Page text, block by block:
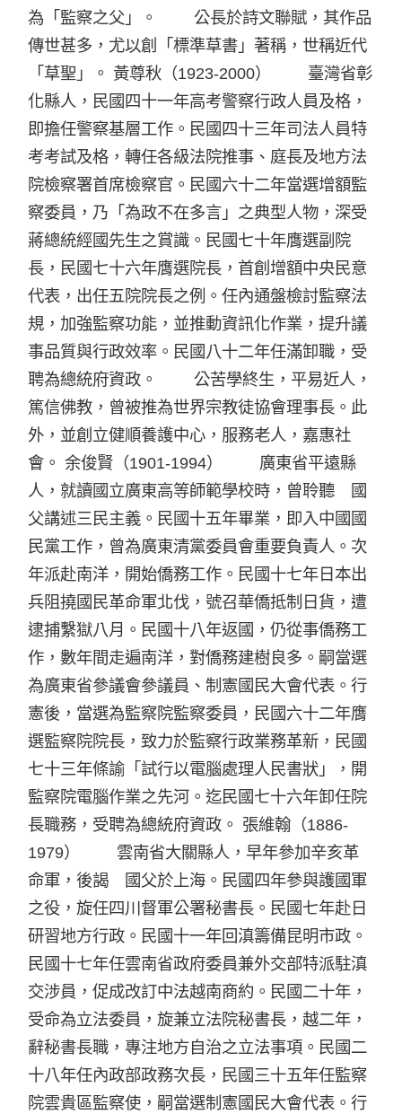
為「監察之父」。 公長於詩文聯賦，其作品
傳世甚多，尤以創「標準草書」著稱，世稱近代
「草聖」。 黃尊秋（1923-2000） 臺灣省彰
化縣人，民國四十一年高考警察行政人員及格，
即擔任警察基層工作。民國四十三年司法人員特
考考試及格，轉任各級法院推事、庭長及地方法
院檢察署首席檢察官。民國六十二年當選增額監
察委員，乃「為政不在多言」之典型人物，深受
蔣總統經國先生之賞識。民國七十年膺選副院
長，民國七十六年膺選院長，首創增額中央民意
代表，出任五院院長之例。任內通盤檢討監察法
規，加強監察功能，並推動資訊化作業，提升議
事品質與行政效率。民國八十二年任滿卸職，受
聘為總統府資政。 公苦學終生，平易近人，
篤信佛教，曾被推為世界宗教徒協會理事長。此
外，並創立健順養護中心，服務老人，嘉惠社
會。 余俊賢（1901-1994） 廣東省平遠縣
人，就讀國立廣東高等師範學校時，曾聆聽 國
父講述三民主義。民國十五年畢業，即入中國國
民黨工作，曾為廣東清黨委員會重要負責人。次
年派赴南洋，開始僑務工作。民國十七年日本出
兵阻撓國民革命軍北伐，號召華僑抵制日貨，遭
逮捕繫獄八月。民國十八年返國，仍從事僑務工
作，數年間走遍南洋，對僑務建樹良多。嗣當選
為廣東省參議會參議員、制憲國民大會代表。行
憲後，當選為監察院監察委員，民國六十二年膺
選監察院院長，致力於監察行政業務革新，民國
七十三年條諭「試行以電腦處理人民書狀」，開
監察院電腦作業之先河。迄民國七十六年卸任院
長職務，受聘為總統府資政。 張維翰（1886-
1979） 雲南省大關縣人，早年參加辛亥革
命軍，後謁 國父於上海。民國四年參與護國軍
之役，旋任四川督軍公署秘書長。民國七年赴日
研習地方行政。民國十一年回滇籌備昆明市政。
民國十七年任雲南省政府委員兼外交部特派駐滇
交涉員，促成改訂中法越南商約。民國二十年，
受命為立法委員，旋兼立法院秘書長，越二年，
辭秘書長職，專注地方自治之立法事項。民國二
十八年任內政部政務次長，民國三十五年任監察
院雲貴區監察使，嗣當選制憲國民大會代表。行